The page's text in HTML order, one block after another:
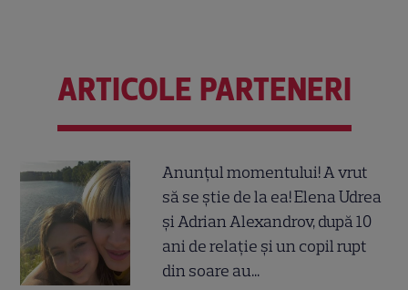
ARTICOLE PARTENERI
Anunțul momentului! A vrut
să se știe de la ea! Elena Udrea
și Adrian Alexandrov, după 10
ani de relație și un copil rupt
din soare au...